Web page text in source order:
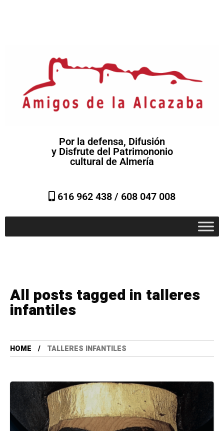
Por la defensa, Difusión
y Disfrute del Patrimononio
cultural de Almería
616 962 438 / 608 047 008
All posts tagged in talleres
infantiles
HOME TALLERES INFANTILES